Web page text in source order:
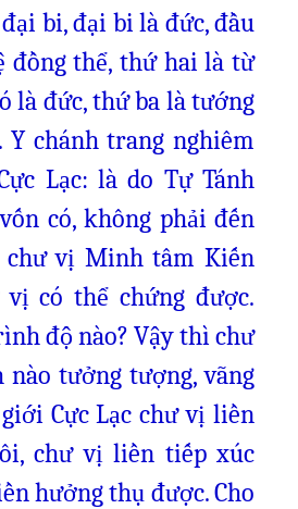
bi, đại bi là đức, đầu
thể, thứ hai là từ
là đức, thứ ba là tướng
Y chánh trang nghiêm
Lạc: là do Tự Tánh
có, không phải đến
chư vị Minh tâm Kiến
có thể chứng được.
độ nào? Vậy thì chư
nào tưởng tượng, vãng
Cực Lạc chư vị liền
chư vị liền tiếp xúc
hưởng thụ được. Cho